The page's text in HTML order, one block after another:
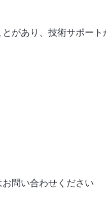
があり、技術サポー
問い合わせください